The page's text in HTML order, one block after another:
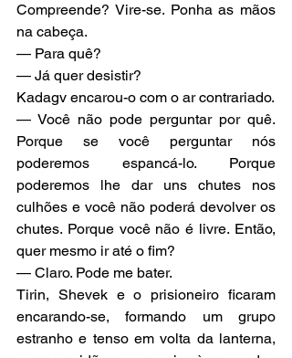
Compreende? Vire-se. Ponha as mãos
na cabeça.
— Para quê?
— Já quer desistir?
Kadagv encarou-o com o ar contrariado.
— Você não pode perguntar por quê.
Porque se você perguntar nós
poderemos espancá-lo. Porque
poderemos lhe dar uns chutes nos
culhões e você não poderá devolver os
chutes. Porque você não é livre. Então,
quer mesmo ir até o fim?
— Claro. Pode me bater.
Tirin, Shevek e o prisioneiro ficaram
encarando-se, formando um grupo
estranho e tenso em volta da lanterna,